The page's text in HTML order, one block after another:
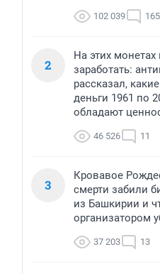
102 039 165
2
На этих
заработать:
рассказал,
деньги 1961 по
обладают
46 526 11
3
Кровавое
смерти забили
из Башкирии и
организатором
37 203 13